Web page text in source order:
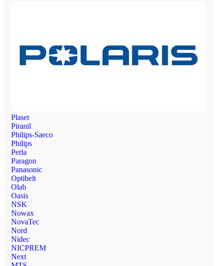
Plaset
Piranil
Philips-Saeco
Philips
Perla
Paragon
Panasonic
Optibelt
Olab
Oasis
NSK
Nowax
NovaTec
Nord
Nidec
NICPREM
Next